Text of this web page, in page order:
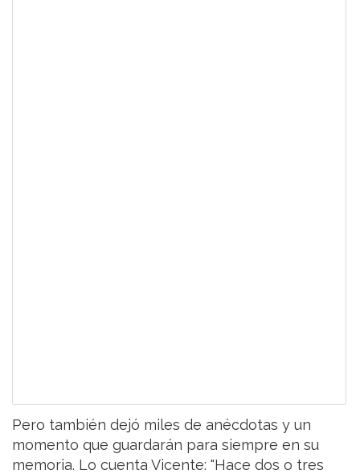
Pero también dejó miles de anécdotas y un
momento que guardarán para siempre en su
memoria. Lo cuenta Vicente: "Hace dos o tres